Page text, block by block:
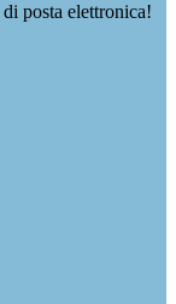
posta elettronica!